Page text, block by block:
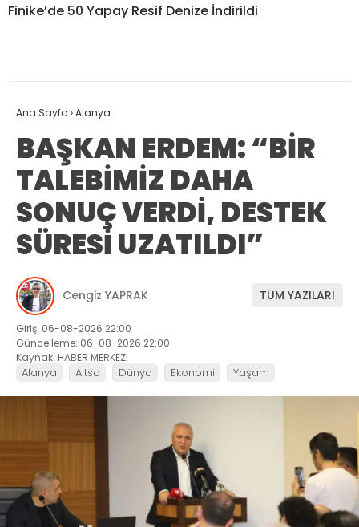
Finike’de 50 Yapay Resif Denize İndirildi
Ana Sayfa ›Alanya
BAŞKAN ERDEM: “BİR
TALEBİMİZ DAHA
SONUÇ VERDİ, DESTEK
SÜRESİ UZATILDI”
Cengiz YAPRAK TÜM YAZILARI
Giriş: 06-08-2026 22:00
Güncelleme: 06-08-2026 22:00
Kaynak: HABER MERKEZI
Alanya Altso Dünya Ekonomi Yaşam